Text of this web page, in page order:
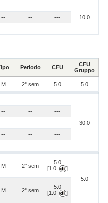
-- --
---
10.0
-- --
---
-- -- ---
Periodo CFU
CFU
Gruppo
M 2° sem 5.0 5.0
-- -- ---
30.0
-- --
---
-- --
---
-- --
---
-- -- ---
M 2° sem
5.0
[1.0
]
5.0
M 2° sem
5.0
[1.0
]